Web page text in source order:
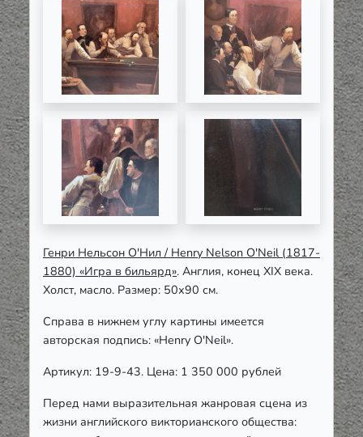
Генри Нельсон О'Нил / Henry Nelson O'Neil (1817-
1880) «Игра в бильярд». Англия, конец XIX века.
Холст, масло. Размер: 50х90 см.
Справа в нижнем углу картины имеется
авторская подпись: «Henry O'Neil».
Артикул: 19-9-43. Цена: 1 350 000 рублей
Перед нами выразительная жанровая сцена из
жизни английского викторианского общества: